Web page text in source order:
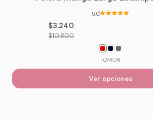
5.0
$3.240
$10.800
|OMON
Ver opciones